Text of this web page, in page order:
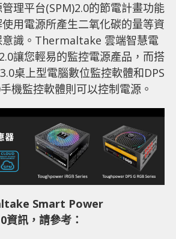
理平台(SPM)2.0的節電計畫功能
用電源所產生二氧化碳的量等資
意識。Thermaltake 雲端智慧電
讓您輕易的監控電源產品，而搭
桌上型電腦數位監控軟體和DPS
機監控軟體則可以控制電源。
Smart Power
資訊，請參考：